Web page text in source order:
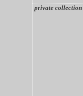
private collection